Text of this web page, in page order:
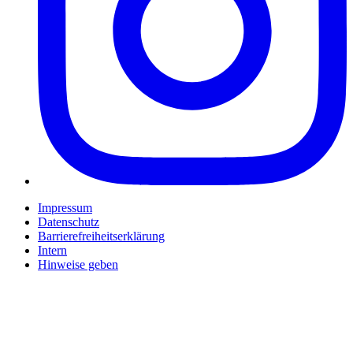
Impressum
Datenschutz
Barrierefreiheitserklärung
Intern
Hinweise geben